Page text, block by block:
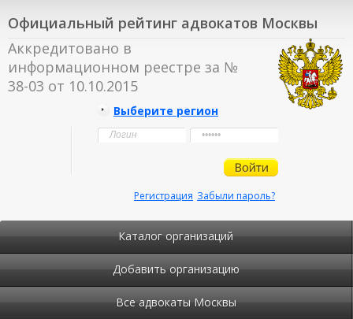
Официальный рейтинг адвокатов Москвы
Аккредитовано в
информационном реестре за №
38-03 от 10.10.2015
Выберите регион
Забыли пароль?
Регистрация
Каталог организаций
Добавить организацию
Все адвокаты Москвы